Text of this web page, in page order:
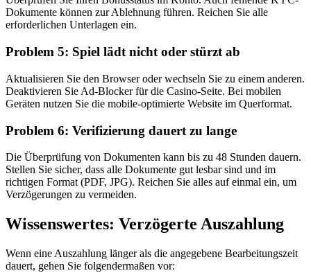
Dokumente können zur Ablehnung führen. Reichen Sie alle
erforderlichen Unterlagen ein.
Problem 5: Spiel lädt nicht oder stürzt ab
Aktualisieren Sie den Browser oder wechseln Sie zu einem anderen.
Deaktivieren Sie Ad-Blocker für die Casino-Seite. Bei mobilen
Geräten nutzen Sie die mobile-optimierte Website im Querformat.
Problem 6: Verifizierung dauert zu lange
Die Überprüfung von Dokumenten kann bis zu 48 Stunden dauern.
Stellen Sie sicher, dass alle Dokumente gut lesbar sind und im
richtigen Format (PDF, JPG). Reichen Sie alles auf einmal ein, um
Verzögerungen zu vermeiden.
Wissenswertes: Verzögerte Auszahlung
Wenn eine Auszahlung länger als die angegebene Bearbeitungszeit
dauert, gehen Sie folgendermaßen vor: